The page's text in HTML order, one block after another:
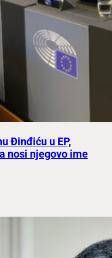
Đinđiću u EP,
nosi njegovo ime